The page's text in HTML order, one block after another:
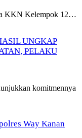
KKN Kelempok 12…
UNGKAP
PELAKU
komitmennya
Way Kanan